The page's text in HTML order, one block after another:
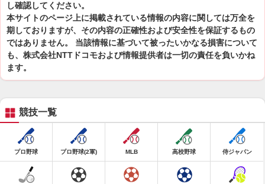
し確認してください。
本サイトのページ上に掲載されている情報の内容に関しては万全を
期しておりますが、その内容の正確性および安全性を保証するもの
ではありません。 当該情報に基づいて被ったいかなる損害について
も、株式会社NTTドコモおよび情報提供者は一切の責任を負いかね
ます。
競技一覧
プロ野球 プロ野球(2軍) MLB 高校野球 侍ジャパン